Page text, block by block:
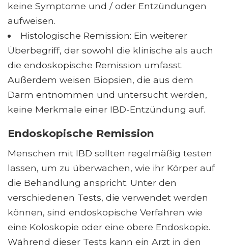
keine Symptome und / oder Entzündungen
aufweisen.
Histologische Remission: Ein weiterer
Überbegriff, der sowohl die klinische als auch
die endoskopische Remission umfasst.
Außerdem weisen Biopsien, die aus dem
Darm entnommen und untersucht werden,
keine Merkmale einer IBD-Entzündung auf.
Endoskopische Remission
Menschen mit IBD sollten regelmäßig testen
lassen, um zu überwachen, wie ihr Körper auf
die Behandlung anspricht. Unter den
verschiedenen Tests, die verwendet werden
können, sind endoskopische Verfahren wie
eine Koloskopie oder eine obere Endoskopie.
Während dieser Tests kann ein Arzt in den